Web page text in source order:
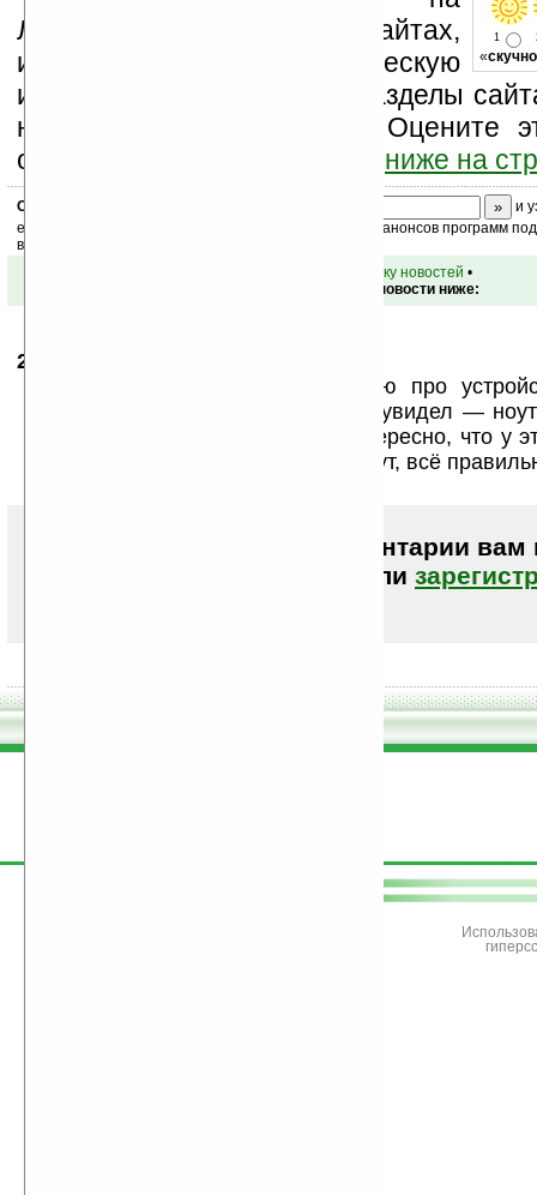
1
«скучно
Ладошки на своих сайтах,
изучайте коммерческую
информацию, посещайте разделы
новости, файлы, прочие). Оцените
оставьте свой комментарий ниже на
Скоро
и
ежедневный или еженедельный дайджест новостей, анонсов программ
ваш почтовый ящик.
вернуться к списку новостей •
Обсуждение этой новости ниже:
29.10.2009
Хы, на всех ресурсах уже читаю про
дюймами — нетбук, нетбук, а тут увидел —
режет от неожиданности! :-D. Интересно, что у
сидюка-то. Но ноут — он и есть ноут, всё
Чтобы писать комментарии вам
или